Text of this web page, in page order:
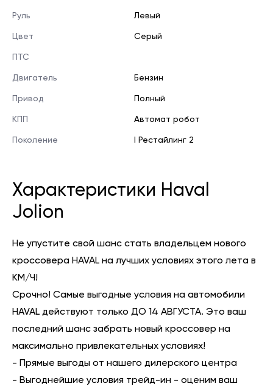
Руль Левый
Цвет Серый
ПТС
Двигатель Бензин
Привод Полный
КПП Автомат робот
Поколение I Рестайлинг 2
Характеристики Haval
Jolion
Не упустите свой шанс стать владельцем нового
кроссовера HAVAL на лучших условиях этого лета в
КМ/Ч!
Срочно! Самые выгодные условия на автомобили
HAVAL действуют только ДО 14 АВГУСТА. Это ваш
последний шанс забрать новый кроссовер на
максимально привлекательных условиях!
- Прямые выгоды от нашего дилерского центра
- Выгоднейшие условия трейд-ин - оценим ваш